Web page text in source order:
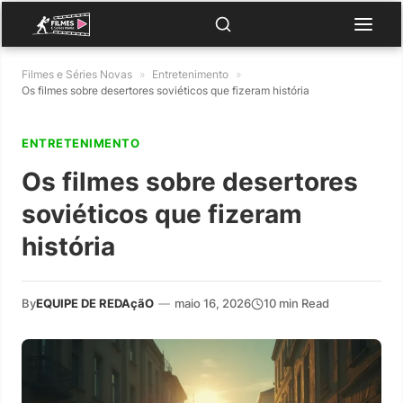
Filmes e Séries Novas » Entretenimento »
Os filmes sobre desertores soviéticos que fizeram história
ENTRETENIMENTO
Os filmes sobre desertores
soviéticos que fizeram
história
ByEQUIPE DE REDAçãO — maio 16, 2026 10 min Read